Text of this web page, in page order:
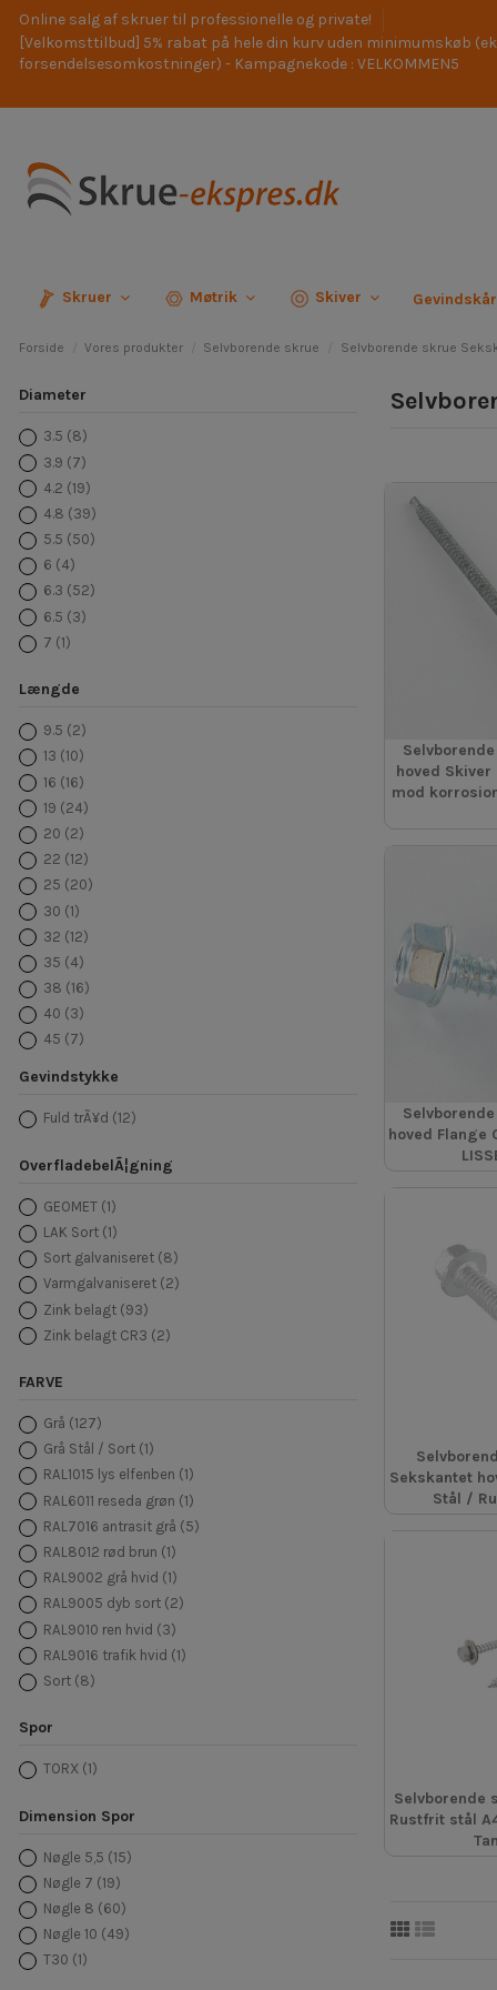
Online salg af skruer til professionelle og private!
[Velkomsttilbud] 5% rabat på hele din kurv uden minimumskøb
forsendelsesomkostninger) - Kampagnekode : VELKOMMEN5
Skruer Møtrik Skiver
Forside Vores produkter Selvborende skrue Selvborende skrue
hoved
mod
hoved Flange
Sekskantet
Stål /
Selvborende
Rustfrit stål
Diameter
3.5 (8)
3.9 (7)
4.2 (19)
4.8 (39)
5.5 (50)
6 (4)
6.3 (52)
6.5 (3)
7 (1)
Længde
9.5 (2)
13 (10)
16 (16)
19 (24)
20 (2)
22 (12)
25 (20)
30 (1)
32 (12)
35 (4)
38 (16)
40 (3)
45 (7)
63(4)
70(3)
(3)
(1)
118
130 (1)
138 (1)
140(1)
150(2)
160(1)
180(1)
200(1)
Gevindstykke
Fuld trÃ¥d (12)
OverfladebelÃ¦gning
GEOMET (1)
LAK Sort (1)
Sort galvaniseret (8)
Varmgalvaniseret (2)
Zink belagt (93)
Zink belagt CR3 (2)
FARVE
Grå (127)
Grå Stål / Sort (1)
RAL1015 lys elfenben (1)
RAL6011 reseda grøn (1)
RAL7016 antrasit grå (5)
RAL8012 rød brun (1)
RAL9002 grå hvid (1)
RAL9005 dyb sort (2)
RAL9010 ren hvid (3)
RAL9016 trafik hvid (1)
Sort (8)
Spor
TORX (1)
Dimension Spor
Nøgle 5,5 (15)
Nøgle 7 (19)
Nøgle 8 (60)
Nøgle 10 (49)
T30 (1)